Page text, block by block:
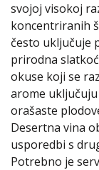
svojoj visokoj
koncentriranih
često uključuje
prirodna
okuse koji se
arome uključuju
orašaste
Desertna vina
usporedbi s
Potrebno je